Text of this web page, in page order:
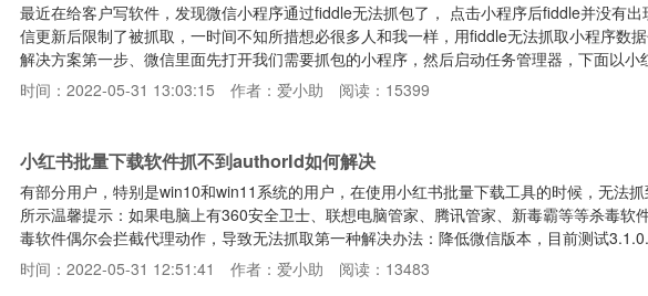
最近在给客户写软件，发现微信小程序通过fiddle无法抓包了， 点击小程序后fiddle并没有
信更新后限制了被抓取，一时间不知所措想必很多人和我一样，用fiddle无法抓取小程序数
解决方案第一步、微信里面先打开我们需要抓包的小程序，然后启动任务管理器，下面以小
到 WeChat Miniprogram Framework 里面的小红书APP，如下图所示第二步、鼠标选中小红
在的位置，打开后看下文件路径里面有没有 WMPFRuntime 这个文件夹，如果没有这个文件
时间：2022-05-31 13:03:15 作者：爱小助 阅读：15399
小红书批量下载软件抓不到authorId如何解决
有部分用户，特别是win10和win11系统的用户，在使用小红书批量下载工具的时候，无法
所示温馨提示：如果电脑上有360安全卫士、联想电脑管家、腾讯管家、新毒霸等等杀毒软
毒软件偶尔会拦截代理动作，导致无法抓取第一种解决办法：降低微信版本，目前测试
3.4.5.27版本的微信，测试是可以正常抓取参数的：https://www.123pan.com/s/dyLRVv-
荐）：第一步、电脑微信上，打开小红书APP小程序，然后启动任务管理器，点击进程，找
时间：2022-05-31 12:51:41 作者：爱小助 阅读：13483